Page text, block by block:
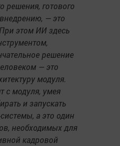
решения, готового
— это
этом ИИ здесь
решение
— это
модуля.
с модуля, умея
и запускать
а это один
необходимых для
кадровой